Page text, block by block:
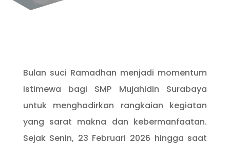
Bulan suci Ramadhan menjadi momentum
istimewa bagi SMP Mujahidin Surabaya
untuk menghadirkan rangkaian kegiatan
yang sarat makna dan kebermanfaatan.
Sejak Senin, 23 Februari 2026 hingga saat